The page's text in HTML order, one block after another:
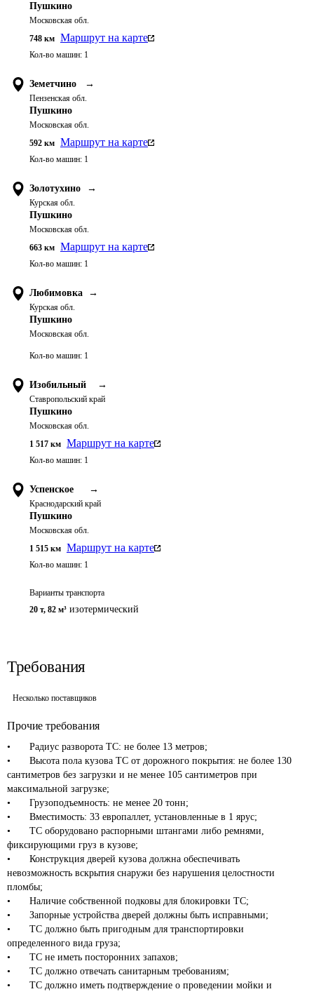
Пушкино
Московская обл.
748 км Маршрут на карте
Кол-во машин: 1
Земетчино →
Пензенская обл.
Пушкино
Московская обл.
592 км Маршрут на карте
Кол-во машин: 1
Золотухино →
Курская обл.
Пушкино
Московская обл.
663 км Маршрут на карте
Кол-во машин: 1
Любимовка →
Курская обл.
Пушкино
Московская обл.
Кол-во машин: 1
Изобильный →
Ставропольский край
Пушкино
Московская обл.
1 517 км Маршрут на карте
Кол-во машин: 1
Успенское →
Краснодарский край
Пушкино
Московская обл.
1 515 км Маршрут на карте
Кол-во машин: 1
Варианты транспорта
20 т, 82 м³ изотермический
Требования
Несколько поставщиков
Прочие требования
•	Радиус разворота ТС: не более 13 метров;
•	Высота пола кузова ТС от дорожного покрытия: не более 130
сантиметров без загрузки и не менее 105 сантиметров при
максимальной загрузке;
•	Грузоподъемность: не менее 20 тонн;
•	Вместимость: 33 европаллет, установленные в 1 ярус;
•	ТС оборудовано распорными штангами либо ремнями,
фиксирующими груз в кузове;
•	Конструкция дверей кузова должна обеспечивать
невозможность вскрытия снаружи без нарушения целостности
пломбы;
•	Наличие собственной подковы для блокировки ТС;
•	Запорные устройства дверей должны быть исправными;
•	ТС должно быть пригодным для транспортировки
определенного вида груза;
•	ТС не иметь посторонних запахов;
•	ТС должно отвечать санитарным требованиям;
•	ТС должно иметь подтверждение о проведении мойки и